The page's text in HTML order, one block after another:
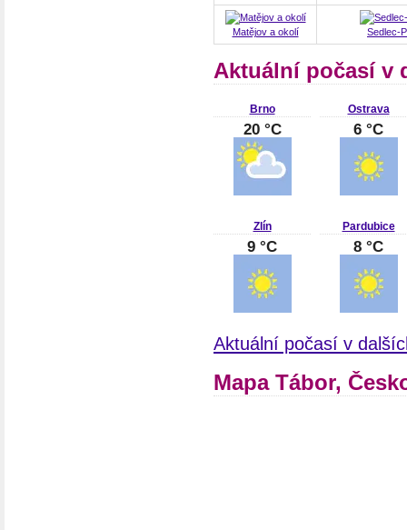
Matějov a okolí Sedlec-
Aktuální počasí v
Brno
20 °C
Ostrava
6 °C
Zlín
9 °C
Pardubice
8 °C
Aktuální počasí v
Mapa Tábor,